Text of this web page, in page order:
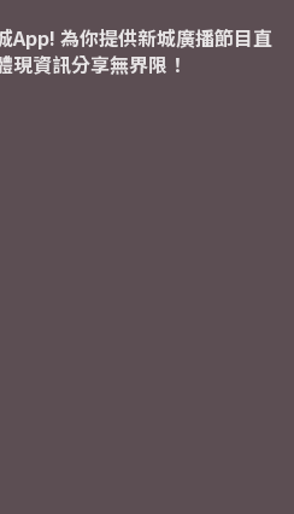
App! 為你提供新城廣播節目直
現資訊分享無界限！